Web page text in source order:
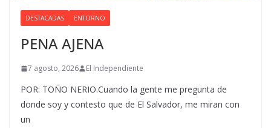
DESTACADAS ENTORNO
PENA AJENA
7 agosto, 2026 El Independiente
POR: TOÑO NERIO.Cuando la gente me pregunta de
donde soy y contesto que de El Salvador, me miran con
un